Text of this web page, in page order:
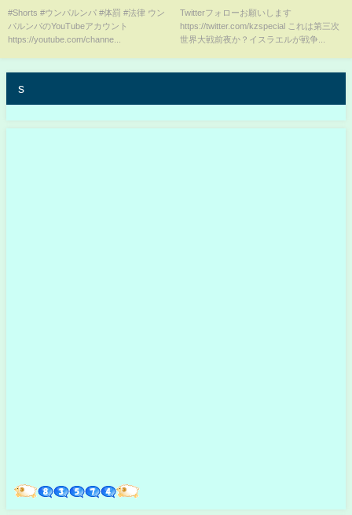
#Shorts
#Shorts #ウンパルンパ #体罰 #法律 ウン
パルンパのYouTubeアカウント
https://youtube.com/channe...
スラエルがイランの心臓部を狙
う?!
Twitterフォローお願いします
https://twitter.com/kzspecial これは第三次
世界大戦前夜か？イスラエルが戦争...
s